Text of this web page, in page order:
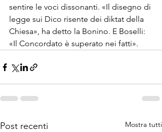
sentire le voci dissonanti. «Il disegno di
legge sui Dico risente dei diktat della
Chiesa», ha detto la Bonino. E Boselli:
«Il Concordato è superato nei fatti».
Post recenti Mostra tutti